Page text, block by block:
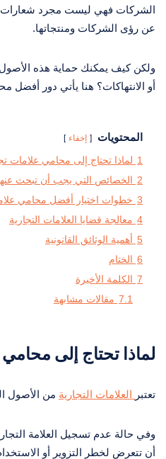
الشركات فهي ليست مجرد شعارات
عن رؤى الشركات ومنتجاتها.
ولكن كيف يمكنك حماية هذه الأصول
أو الانتهاكات؟ هنا يأتي دور أفضل
المحتويات إخفاء
1 لماذا تحتاج إلى محامي علامات
2
الخصائص التي يجب أن تبحث
3 خطوات اختيار أفضل محامي
4 معالجة قضايا العلامات التجارية
5
أهمية الوثائق القانونية
6
الختام
7
الكلمة الأخيرة
7.1 مقالات مشابهة
لماذا تحتاج إلى
تعتبر العلامات التجارية من الأصول
وفي حالة عدم تسجيل العلامة
أن تتعرض لخطر التزوير أو